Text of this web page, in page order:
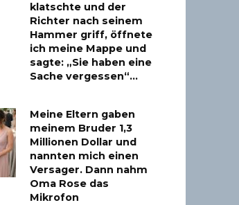
klatschte und der
Richter nach seinem
Hammer griff, öffnete
ich meine Mappe und
sagte: „Sie haben eine
Sache vergessen“…
Meine Eltern gaben
meinem Bruder 1,3
Millionen Dollar und
nannten mich einen
Versager. Dann nahm
Oma Rose das
Mikrofon